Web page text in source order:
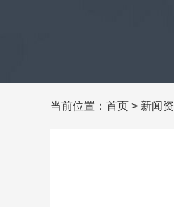
当前位置： 首页 > 新闻